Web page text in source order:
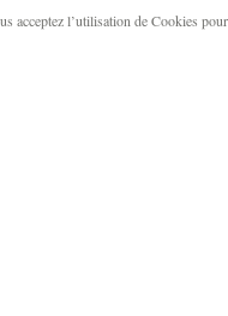
acceptez l’utilisation de Cookies